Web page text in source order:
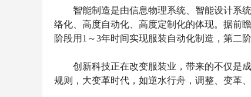
智能制造是由信息物理系统、智能设计系统
络化、高度自动化、高度定制化的体现。据前
阶段用1～3年时间实现服装自动化制造，第二
创新科技正在改变服装业，带来的不仅是成
规则，大变革时代，如逆水行舟，调整、变革